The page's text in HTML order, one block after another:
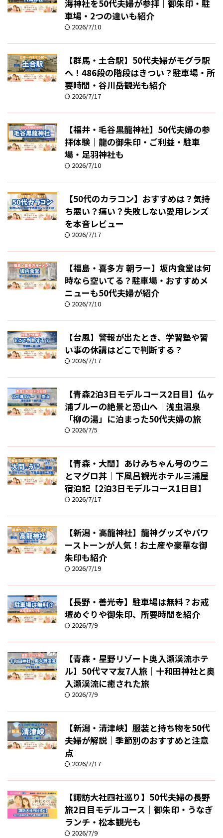
海神社を50代夫婦が参拝｜御朱印・駐
車場・2つの違いも紹介
2026/7/10
【群馬・土合駅】50代夫婦がモグラ駅
へ！486段の階段はきつい？駐車場・所
要時間・谷川岳観光も紹介
2026/7/17
【福井・毛谷黒龍神社】50代夫婦の参
拝体験｜龍の御朱印・ご利益・駐車
場・足羽神社も
2026/7/10
【50代のカラコン】おすすめは？気持
ち悪い？痛い？失敗しない愛用レンズ
を本音レビュー
2026/7/17
【福島・喜多方 朝ラー】坂内食堂は何
時なら空いてる？駐車場・おすすめメ
ニューも50代夫婦が紹介
2026/7/10
【台風】警報が出たとき、学習塾や習
い事の休講はどこで判断する？
2026/7/17
【青森2泊3日モデルコース2日目】仏ヶ
浦ブルーの絶景と恐山へ｜浅虫温泉
「柳の湯」に泊まった50代夫婦の旅
2026/7/5
【青森・大間】あけみちゃん号のウニ
とマグロ丼｜下風呂観光ホテル三浦屋
宿泊記【2泊3日モデルコース1日目】
2026/7/17
【新潟・高龍神社】龍神グッズやパワ
ーストーンが人気！お土産や豪華な御
朱印も紹介
2026/7/19
【長野・善光寺】駐車場は無料？お戒
壇めぐりや御朱印、所要時間を紹介
2026/7/9
【青森・星野リゾート奥入瀬渓流ホテ
ル】50代ママ友7人旅｜十和田神社と奥
入瀬渓流に癒された旅
2026/7/9
【新潟・清津峡】服装と持ち物を50代
夫婦が解説｜季節別のおすすめと注意
点
2026/7/17
【諏訪大社四社巡り】50代夫婦の長野
旅2日目モデルコース｜御朱印・うなぎ
ランチ・松本観光も
2026/7/9